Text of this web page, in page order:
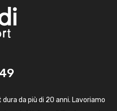
da più di 20 anni. Lavoriamo